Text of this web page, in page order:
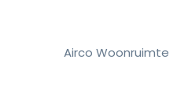
Airco Woonruimte